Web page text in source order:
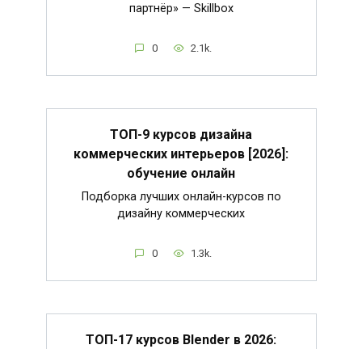
партнёр» — Skillbox
0 2.1k.
ТОП-9 курсов дизайна
коммерческих интерьеров [2026]:
обучение онлайн
Подборка лучших онлайн-курсов по
дизайну коммерческих
0 1.3k.
ТОП-17 курсов Blender в 2026: